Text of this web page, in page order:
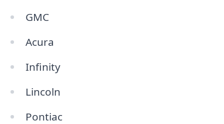
GMC
Acura
Infinity
Lincoln
Pontiac